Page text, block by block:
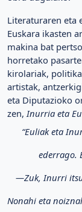
Literaturaren eta
Euskara ikasten
makina bat
horretako
kirolariak,
artistak,
eta Diputazioko
zen,Inurria eta
“Euliak eta
ederrago.
—Zuk, Inurri
Nonahi eta